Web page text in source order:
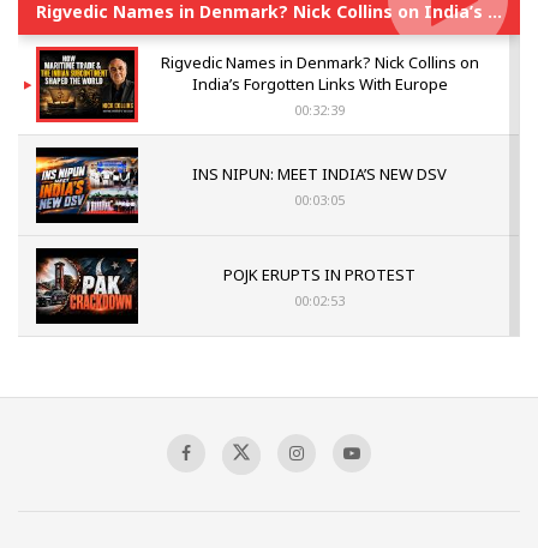
Rigvedic Names in Denmark? Nick Collins on India’s Forgotten Links With Europe
Rigvedic Names in Denmark? Nick Collins on
India’s Forgotten Links With Europe
00:32:39
INS NIPUN: MEET INDIA’S NEW DSV
00:03:05
POJK ERUPTS IN PROTEST
00:02:53
Sagar